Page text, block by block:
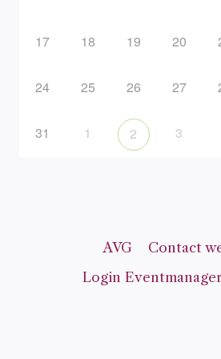
17 18 19 20
24 25 26 27
31 1 2 3
AVG
Contact
Login Eventmanager